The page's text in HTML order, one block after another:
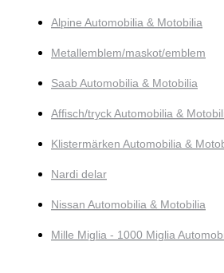
Alpine Automobilia & Motobilia
Metallemblem/maskot/emblem
Saab Automobilia & Motobilia
Affisch/tryck Automobilia &
Klistermärken Automobilia &
Nardi delar
Nissan Automobilia & Motobilia
Mille Miglia - 1000 Miglia